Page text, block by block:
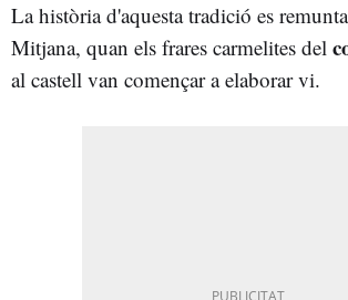
La història d'aquesta tradició es
Mitjana, quan els frares carmelites del
al castell van començar a elaborar vi.